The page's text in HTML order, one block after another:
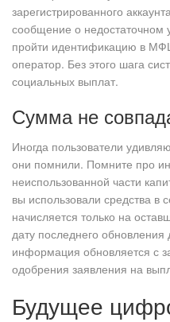
зарегистрированного
сообщение о недостаточном
пройти идентификацию в
оператор. Без этого шага
социальных выплат.
Сумма не
Иногда пользователи
они помнили. Помните про
неиспользованной части
вы использовали средства в
начисляется только на
дату последнего
информация обновляется с
одобрения заявления на
Будущее